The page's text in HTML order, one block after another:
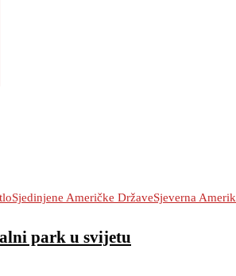
Sjedinjene Američke DržaveSjeverna
park u svijetu